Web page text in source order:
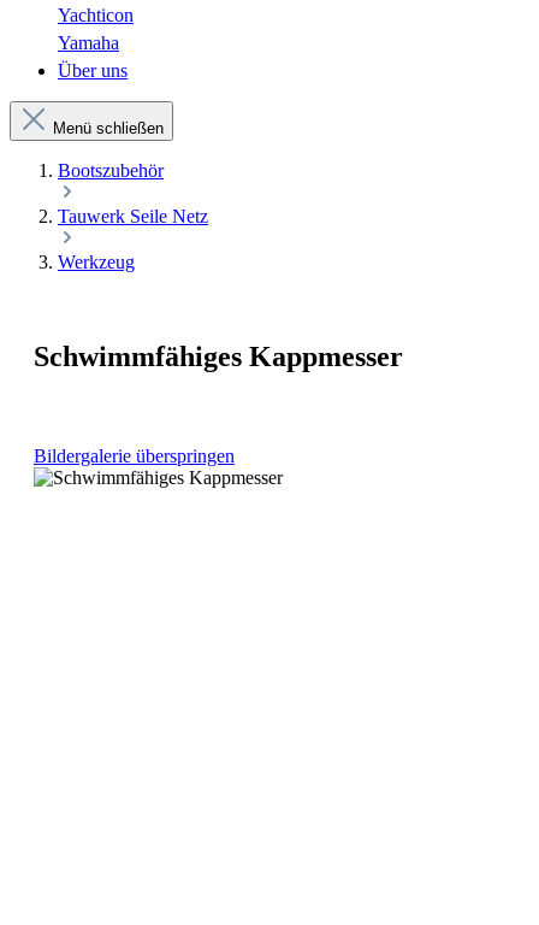
Yachticon
Yamaha
Über uns
Menü schließen
Bootszubehör
Tauwerk Seile Netz
Werkzeug
Schwimmfähiges Kappmesser
Bildergalerie überspringen